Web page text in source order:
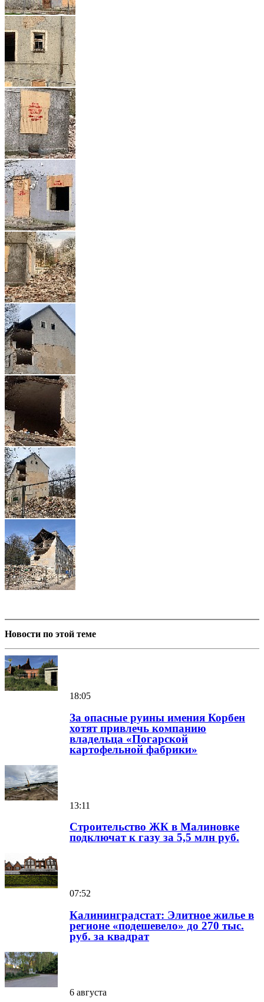
Новости по этой теме
18:05
За опасные руины имения Корбен
хотят привлечь компанию
владельца «Погарской
картофельной фабрики»
13:11
Строительство ЖК в Малиновке
подключат к газу за 5,5 млн руб.
07:52
Калининградстат: Элитное жилье в
регионе «подешевело» до 270 тыс.
руб. за квадрат
6 августа